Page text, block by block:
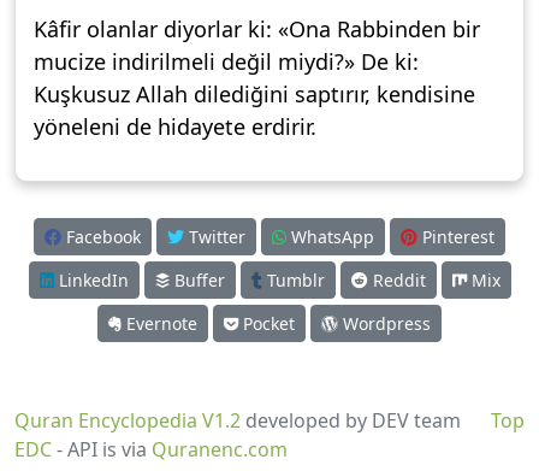
Kâfir olanlar diyorlar ki: «Ona Rabbinden bir
mucize indirilmeli değil miydi?» De ki:
Kuşkusuz Allah dilediğini saptırır, kendisine
yöneleni de hidayete erdirir.
Facebook Twitter WhatsApp
Pinterest
LinkedIn
Buffer Tumblr Reddit
Mix
Evernote
Pocket Wordpress
Top
Quran Encyclopedia V1.2 developed by DEV team
EDC- API is via Quranenc.com